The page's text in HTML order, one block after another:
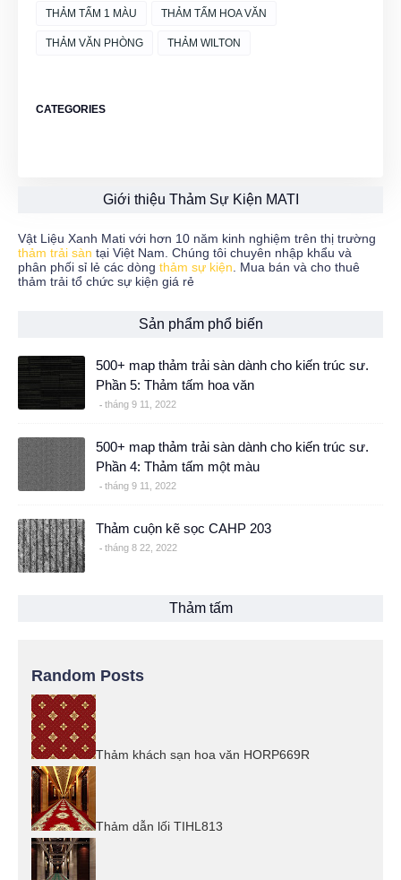
THẢM TẤM 1 MÀU THẢM TẤM HOA VĂN
THẢM VĂN PHÒNG THẢM WILTON
CATEGORIES
Giới thiệu Thảm Sự Kiện MATI
Vật Liệu Xanh Mati với hơn 10 năm kinh nghiệm trên thị trường
thảm trải sàn tại Việt Nam. Chúng tôi chuyên nhập khẩu và
phân phối sỉ lẻ các dòng thảm sự kiện. Mua bán và cho thuê
thảm trải tổ chức sự kiện giá rẻ
Sản phẩm phổ biến
500+ map thảm trải sàn dành cho kiến trúc sư.
Phần 5: Thảm tấm hoa văn
tháng 9 11, 2022
500+ map thảm trải sàn dành cho kiến trúc sư.
Phần 4: Thảm tấm một màu
tháng 9 11, 2022
Thảm cuộn kẽ sọc CAHP 203
tháng 8 22, 2022
Thảm tấm
Random Posts
Thảm khách sạn hoa văn HORP669R
Thảm dẫn lối TIHL813